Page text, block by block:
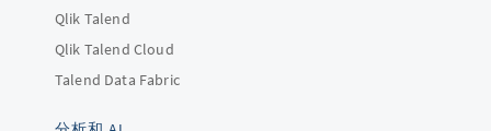
Qlik Talend
Qlik Talend Cloud
Talend Data Fabric